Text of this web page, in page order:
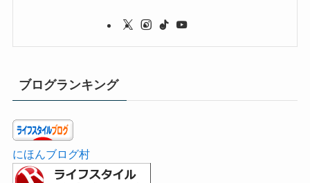
ブログランキング
にほんブログ村